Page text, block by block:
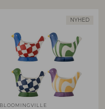
NYHED
BLOOMINGVILLE